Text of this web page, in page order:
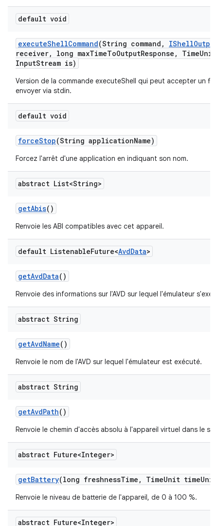
default void
executeShellCommand(String command , IShellOutput
receiver, long maxTimeToOutputResponse , TimeUnit
InputStream is)
Version de la commande executeShell qui peut accepter un
envoyer via stdin.
default void
forceStop(String applicationName)
Forcez l'arrêt d'une application en indiquant son nom.
abstract List<String>
getAbis()
Renvoie les ABI compatibles avec cet appareil.
default ListenableFuture<AvdData>
getAvdData()
Renvoie des informations sur l'AVD sur lequel l'émulateur
abstract String
getAvdName()
Renvoie le nom de l'AVD sur lequel l'émulateur est exécuté.
abstract String
getAvdPath()
Renvoie le chemin d'accès absolu à l'appareil virtuel dans le
abstract Future<Integer>
getBattery(long freshnessTime , TimeUnit time
Renvoie le niveau de batterie de l'appareil, de 0 à 100 %.
abstract Future<Integer>